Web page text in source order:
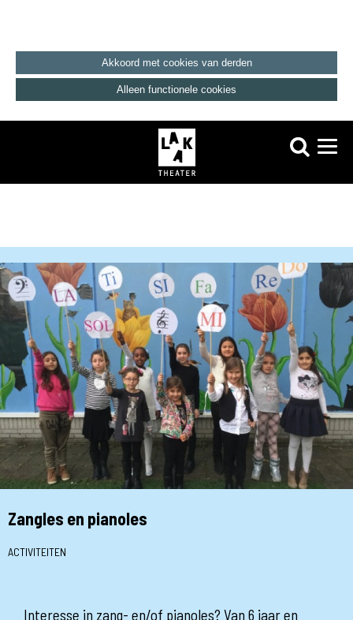
Akkoord met cookies van derden
Alleen functionele cookies
Zangles en pianoles
ACTIVITEITEN
Interesse in zang- en/of pianoles? Van 6 jaar en